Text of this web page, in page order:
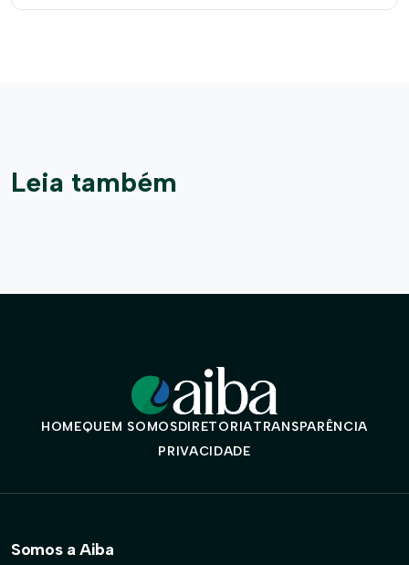
Leia também
HOMEQUEM SOMOSDIRETORIATRANSPARÊNCIA
PRIVACIDADE
Somos a Aiba